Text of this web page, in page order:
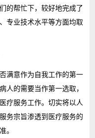
的帮忙下，较好地完成了
专业技术水平等方面均取
满意作为自我工作的第一
人的需要当作第一选取，
疗服务工作。切实将以人
务宗旨渗透到医疗服务的
。